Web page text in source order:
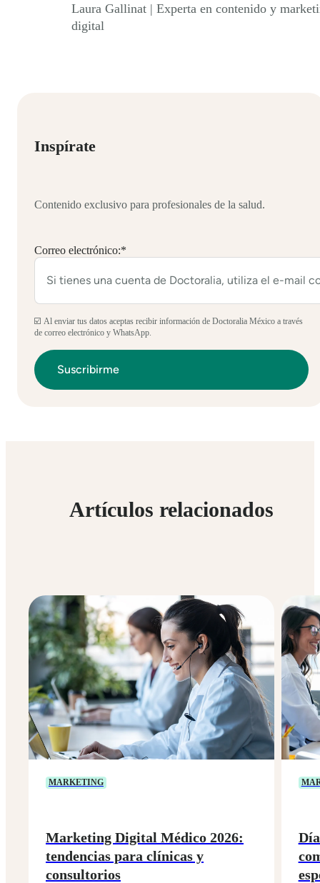
Laura Gallinat | Experta en contenido y
digital
Inspírate
Contenido exclusivo para profesionales de la salud.
Correo electrónico:*
☑️ Al enviar tus datos aceptas recibir información de Doctoralia México a través
de correo electrónico y WhatsApp.
Artículos relacionados
MARKETING
Marketing Digital Médico 2026:
tendencias para clínicas y
consultorios